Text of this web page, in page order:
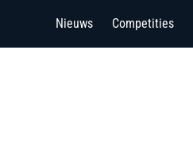
Nieuws Competities